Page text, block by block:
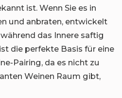
ist. Wenn Sie es in
und anbraten, entwickelt
das Innere saftig
die perfekte Basis für eine
Pairing, da es nicht zu
Weinen Raum gibt,